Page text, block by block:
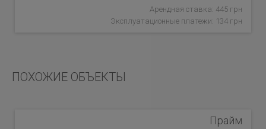
Арендная ставка: 445 грн
Эксплуатационные платежи: 134 грн
ПОХОЖИЕ ОБЪЕКТЫ
Прайм